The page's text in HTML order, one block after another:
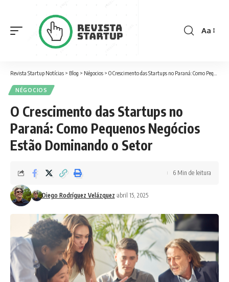
Font
Aa
Revista Startup Notícias > Blog > Négocios > O Crescimento das Startups no Paraná: Como Pequenos Negócios Estão Dominando o Setor
NÉGOCIOS
O Crescimento das Startups no
Paraná: Como Pequenos Negócios
Estão Dominando o Setor
Diego Rodríguez Velázquez abril 15, 2025
6 Min de leitura